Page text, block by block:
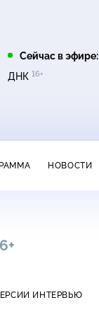
Сейчас в эфире:
ДНК 16+
08:05
Лесник. Своя земля
НОВОСТИ
ИНТЕРВЬЮ